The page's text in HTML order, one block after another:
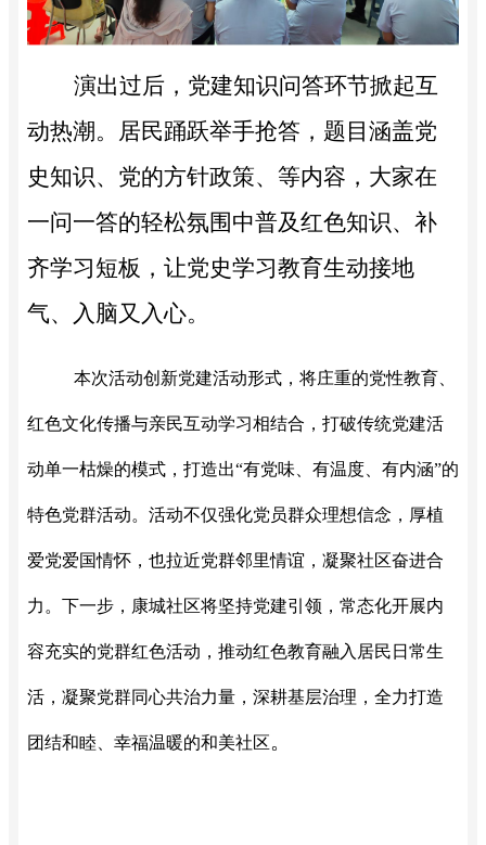
演出过后，党建知识问答环节掀起互
动热潮。居民踊跃举手抢答，题目涵盖党
史知识、党的方针政策、等内容，大家在
一问一答的轻松氛围中普及红色知识、补
齐学习短板，让党史学习教育生动接地
气、入脑又入心。
本次活动创新党建活动形式，将庄重的党性教育、
红色文化传播与亲民互动学习相结合，打破传统党建活
动单一枯燥的模式，打造出“有党味、有温度、有内涵”的
特色党群活动。活动不仅强化党员群众理想信念，厚植
爱党爱国情怀，也拉近党群邻里情谊，凝聚社区奋进合
力。下一步，康城社区将坚持党建引领，常态化开展内
容充实的党群红色活动，推动红色教育融入居民日常生
活，凝聚党群同心共治力量，深耕基层治理，全力打造
团结和睦、幸福温暖的和美社区。